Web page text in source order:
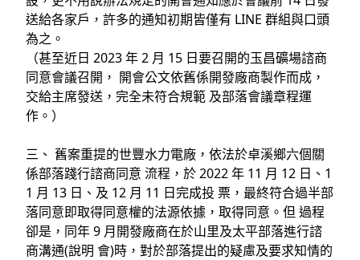
送給各家⼾，許多的通知初期皆僅有 LINE 群組與⼝頭
為之。
（甚⾄近⽇ 2023 年 2 ⽉ 15 ⽇要召開的⽟昌礦場諮商
同意會議召開， 開會公⽂依舊係開發廠商製作⽽成，
交給主席發送，完全未符合規範 及部落會議章程運
作。）
三、 舊案重提的世豐⽔⼒電廠，依法於卓溪鄉六個關
係部落踐⾏諮商同意 流程，於 2022 年 11 ⽉ 12 ⽇、1
1 ⽉ 13 ⽇、及 12 ⽉ 11 ⽇完成投 票，最終符合過半部
落同意即取得同意權的法源依據，取得同意。但 過程
卻是，同年 9 ⽉開發廠商在於⼭⾥及太平部落進⾏諮
商溝通(說明 會)時，對於部落提出的疑慮及要求知情的